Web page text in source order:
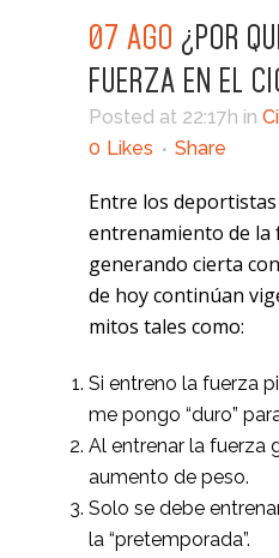
07 AGO ¿POR
FUERZA EN EL
Posted at 22:17h in
0 Likes Share
Entre los
entrenamiento de la
generando cierta
de hoy continúan
mitos tales como:
Si entreno la fuerza
me pongo “duro”
Al entrenar la fuerza
aumento de peso.
Solo se debe
la “pretemporada”.